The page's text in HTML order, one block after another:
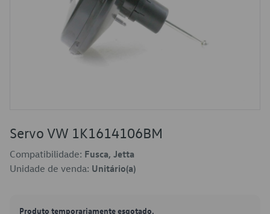
Servo VW 1K1614106BM
Compatibilidade: Fusca, Jetta
Unidade de venda: Unitário(a)
Produto temporariamente esgotado.